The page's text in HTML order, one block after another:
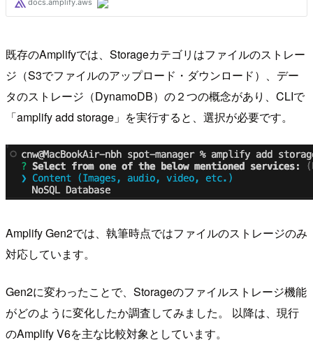
既存のAmplifyでは、Storageカテゴリはファイルのストレー
ジ（S3でファイルのアップロード・ダウンロード）、デー
タのストレージ（DynamoDB）の２つの概念があり、CLIで
「amplify add storage」を実行すると、選択が必要です。
Amplify Gen2では、執筆時点ではファイルのストレージのみ
対応しています。
Gen2に変わったことで、Storageのファイルストレージ機能
がどのように変化したか調査してみました。 以降は、現行
のAmplify V6を主な比較対象としています。